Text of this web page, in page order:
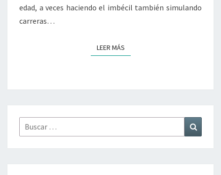
edad, a veces haciendo el imbécil también simulando
carreras…
LEER MÁSLEER MÁS
Buscar
por: